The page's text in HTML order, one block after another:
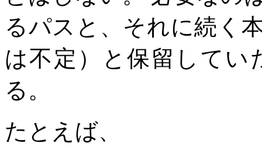
るパスと、それに続く
は不定）と保留してい
る。
たとえば、